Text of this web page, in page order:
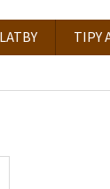
TIPY